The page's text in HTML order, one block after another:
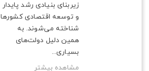
زیربنای بنیادی رشد پایدار
و توسعه اقتصادی کشورها
شناخته می‌شوند. به
همین دلیل دولت‌های
بسیاری...
مشاهده بیشتر